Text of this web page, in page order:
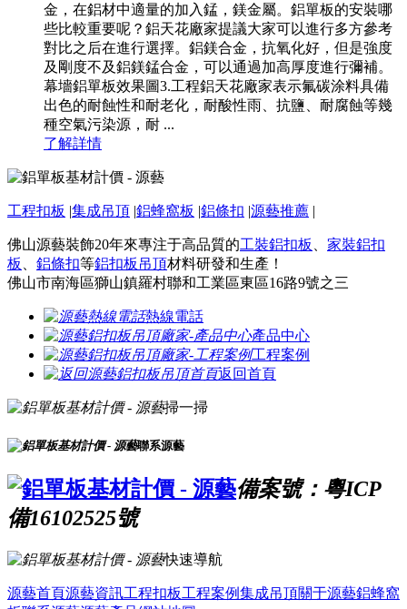
金，在鋁材中適量的加入錳，鎂金屬。鋁單板的安裝哪
些比較重要呢？鋁天花廠家提議大家可以進行多方參考
對比之后在進行選擇。鋁鎂合金，抗氧化好，但是強度
及剛度不及鋁鎂錳合金，可以通過加高厚度進行彌補。
幕墻鋁單板效果圖3.工程鋁天花廠家表示氟碳涂料具備
出色的耐蝕性和耐老化，耐酸性雨、抗鹽、耐腐蝕等幾
種空氣污染源，耐 ...
了解詳情
工程扣板 |集成吊頂 |鋁蜂窩板 |鋁條扣 |源藝推薦 |
佛山源藝裝飾20年來專注于高品質的工裝鋁扣板
家裝鋁扣
板
鋁條扣等鋁扣板吊頂材料研發和生產！
佛山市南海區獅山鎮羅村聯和工業區東區16路9號之三
熱線電話
產品中心
工程案例
返回首頁
掃一掃
聯系源藝
備案號：粵ICP
備16102525號
快速導航
源藝首頁源藝資訊工程扣板工程案例集成吊頂關于源藝鋁蜂窩